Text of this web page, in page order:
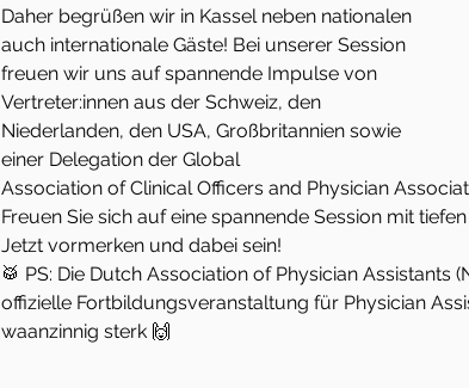
Daher begrüßen wir in Kassel neben nationalen
auch internationale Gäste! Bei unserer Session
freuen wir uns auf spannende Impulse von
Vertreter:innen aus der Schweiz, den
Niederlanden, den USA, Großbritannien sowie
einer Delegation der Global
Association of Clinical Officers and Physician
Freuen Sie sich auf eine spannende Session mit
Jetzt vormerken und dabei sein!
🥁 PS: Die Dutch Association of Physician
offizielle Fortbildungsveranstaltung für Physician
waanzinnig sterk 🙌